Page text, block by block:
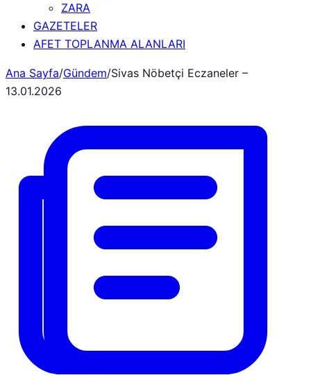
ZARA
GAZETELER
AFET TOPLANMA ALANLARI
Ana Sayfa/Gündem/Sivas Nöbetçi Eczaneler –
13.01.2026